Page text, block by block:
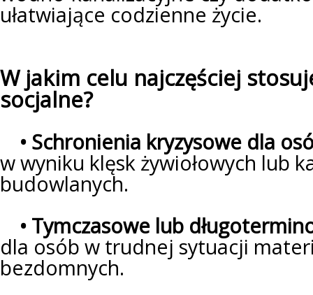
ułatwiające codzienne życie.
W jakim celu najczęściej
socjalne?
• Schronienia kryzysowe dla
w wyniku klęsk żywiołowych lub
budowlanych.
• Tymczasowe lub
dla osób w trudnej sytuacji
bezdomnych.